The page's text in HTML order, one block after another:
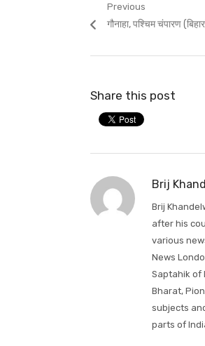
Post
navigation
Previous
Previous
गौनाहा, पश्चिम चंपारण
Share this post
Brij
Brij
after his
various
News
Saptahik of
Bharat,
subjects
parts of